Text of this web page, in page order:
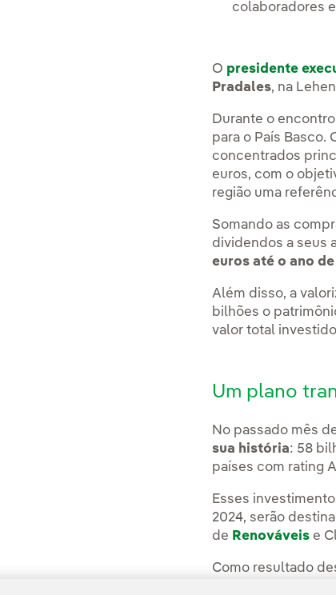
colaboradores
O presidente
Pradales, na
Durante o
para o País Basco.
concentrados
euros, com o
região uma
Somando as
dividendos a seus
euros até o ano
Além disso, a
bilhões o
valor total
Um plano
No passado mês
sua história: 58
países com rating
Esses
2024, serão
de Renováveis e
Como resultado